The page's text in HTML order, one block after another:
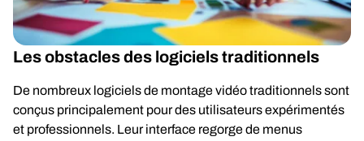
Les obstacles des logiciels traditionnels
De nombreux logiciels de montage vidéo traditionnels sont
conçus principalement pour des utilisateurs expérimentés
et professionnels. Leur interface regorge de menus